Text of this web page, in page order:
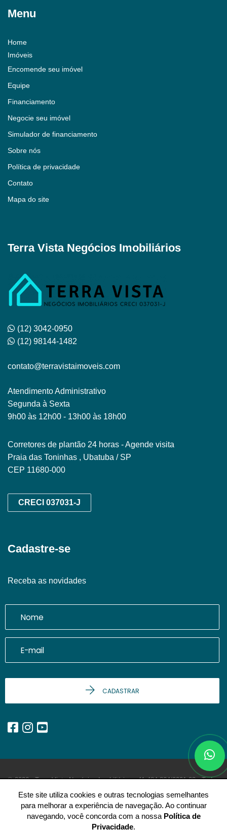
Menu
Home
Imóveis
Encomende seu imóvel
Equipe
Financiamento
Negocie seu imóvel
Simulador de financiamento
Sobre nós
Política de privacidade
Contato
Mapa do site
Terra Vista Negócios Imobiliários
(12) 3042-0950
(12) 98144-1482
contato@terravistaimoveis.com
Atendimento Administrativo
Segunda à Sexta
9h00 às 12h00 - 13h00 às 18h00
Corretores de plantão 24 horas - Agende visita
Praia das Toninhas , Ubatuba / SP
CEP 11680-000
CRECI 037031-J
Cadastre-se
Receba as novidades
CADASTRAR
© 2026 - Terra Vista Negócios Imobiliários -41.484.864/0001-03 -Todos
Este site utiliza cookies e outras tecnologias semelhantes
para melhorar a experiência de navegação. Ao continuar
navegando, você concorda com a nossa Política de
Privacidade.